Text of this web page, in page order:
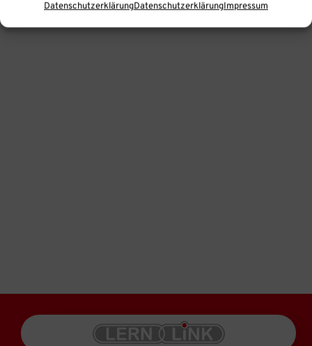
DatenschutzerklärungDatenschutzerklärungImpressum